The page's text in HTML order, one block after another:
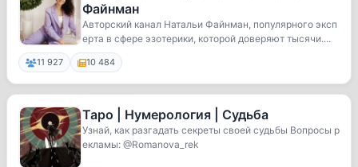
Файнман
Авторский канал Натальи Файнман, популярного эксп
ерта в сфере эзотерики, которой доверяют тысячи....
11 927 10 484
Таро | Нумерология | Судьба
Узнай, как разгадать секреты своей судьбы Вопросы р
екламы: @Romanova_rek